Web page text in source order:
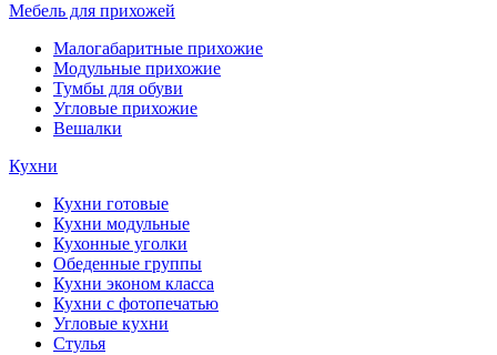
Мебель для прихожей
Малогабаритные прихожие
Модульные прихожие
Тумбы для обуви
Угловые прихожие
Вешалки
Кухни
Кухни готовые
Кухни модульные
Кухонные уголки
Обеденные группы
Кухни эконом класса
Кухни с фотопечатью
Угловые кухни
Стулья